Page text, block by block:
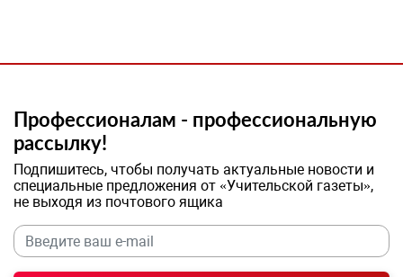
Профессионалам - профессиональную
рассылку!
Подпишитесь, чтобы получать актуальные новости и
специальные предложения от «Учительской газеты»,
не выходя из почтового ящика